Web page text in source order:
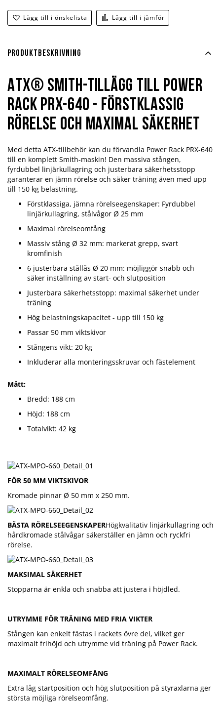
Lägg till i önskelista Lägg till i jämför
Produktbeskrivning
ATX® Smith-tillägg till Power
Rack PRX-640 - Förstklassig
rörelse och maximal säkerhet
Med detta ATX-tillbehör kan du förvandla Power Rack PRX-640
till en komplett Smith-maskin! Den massiva stången,
fyrdubbel linjärkullagring och justerbara säkerhetsstopp
garanterar en jämn rörelse och säker träning även med upp
till 150 kg belastning.
Förstklassiga, jämna rörelseegenskaper: Fyrdubbel
linjärkullagring, stålvågor Ø 25 mm
Maximal rörelseomfång
Massiv stång Ø 32 mm: markerat grepp, svart
kromfinish
6 justerbara stållås Ø 20 mm: möjliggör snabb och
säker inställning av start- och slutposition
Justerbara säkerhetsstopp: maximal säkerhet under
träning
Hög belastningskapacitet - upp till 150 kg
Passar 50 mm viktskivor
Stångens vikt: 20 kg
Inkluderar alla monteringsskruvar och fästelement
Mått:
Bredd: 188 cm
Höjd: 188 cm
Totalvikt: 42 kg
FÖR 50 MM VIKTSKIVOR
Kromade pinnar Ø 50 mm x 250 mm.
BÄSTA RÖRELSEEGENSKAPERHögkvalitativ linjärkullagring och
hårdkromade stålvågar säkerställer en jämn och ryckfri
rörelse.
MAKSIMAL SÄKERHET
Stopparna är enkla och snabba att justera i höjdled.
UTRYMME FÖR TRÄNING MED FRIA VIKTER
Stången kan enkelt fästas i rackets övre del, vilket ger
maximalt frihöjd och utrymme vid träning på Power Rack.
MAXIMALT RÖRELSEOMFÅNG
Extra låg startposition och hög slutposition på styraxlarna ger
största möjliga rörelseomfång.